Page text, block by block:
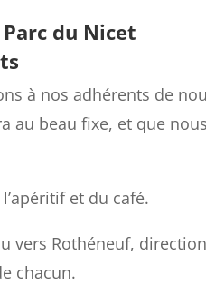
du Nicet
à nos adhérents de
au beau fixe, et que nous
et du café.
vers Rothéneuf,
chacun.